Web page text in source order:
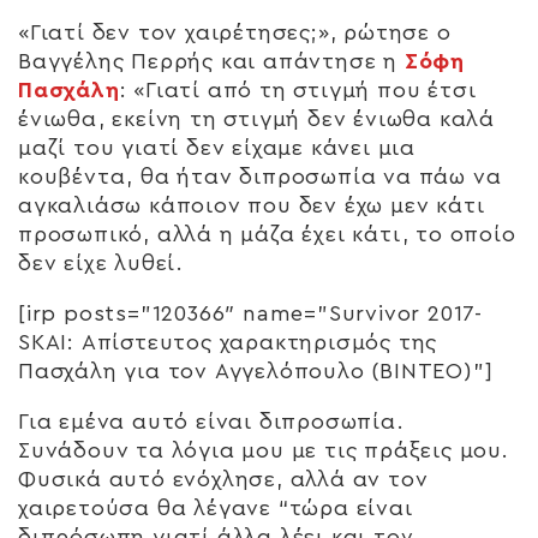
«Γιατί δεν τον χαιρέτησες;», ρώτησε ο
Βαγγέλης Περρής και απάντησε η Σόφη
Πασχάλη: «Γιατί από τη στιγμή που έτσι
ένιωθα, εκείνη τη στιγμή δεν ένιωθα καλά
μαζί του γιατί δεν είχαμε κάνει μια
κουβέντα, θα ήταν διπροσωπία να πάω να
αγκαλιάσω κάποιον που δεν έχω μεν κάτι
προσωπικό, αλλά η μάζα έχει κάτι, το οποίο
δεν είχε λυθεί.
[irp posts=”120366″ name=”Survivor 2017-
SKAI: Απίστευτος χαρακτηρισμός της
Πασχάλη για τον Αγγελόπουλο (ΒΙΝΤΕΟ)”]
Για εμένα αυτό είναι διπροσωπία.
Συνάδουν τα λόγια μου με τις πράξεις μου.
Φυσικά αυτό ενόχλησε, αλλά αν τον
χαιρετούσα θα λέγανε “τώρα είναι